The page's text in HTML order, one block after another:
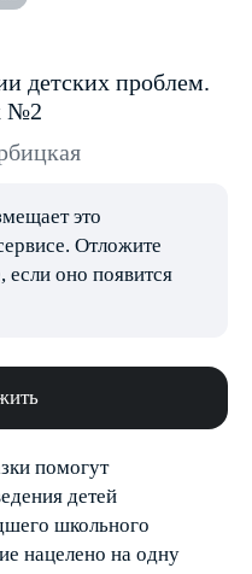
детских проблем.
№2
это
Отложите
если оно появится
помогут
детей
школьного
нацелено на одну